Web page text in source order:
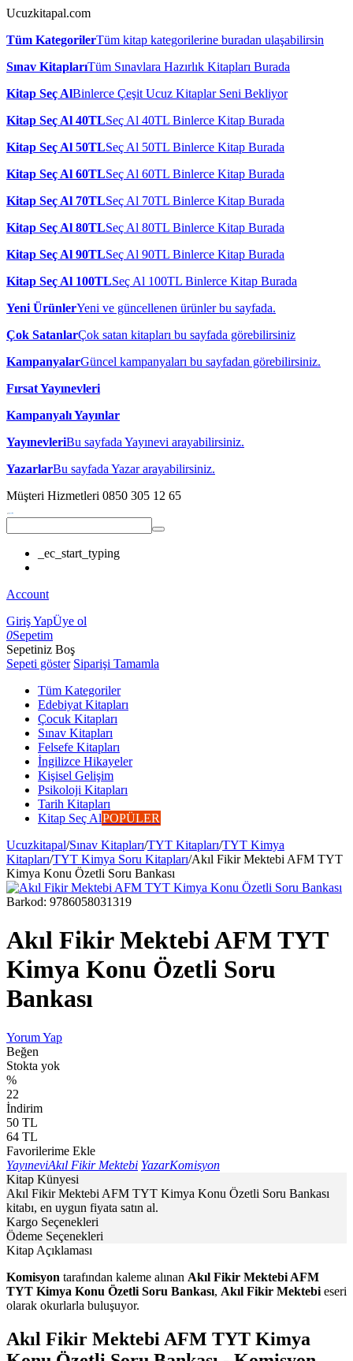
Ucuzkitapal.com
Tüm KategorilerTüm kitap kategorilerine buradan ulaşabilirsin
Sınav KitaplarıTüm Sınavlara Hazırlık Kitapları Burada
Kitap Seç AlBinlerce Çeşit Ucuz Kitaplar Seni Bekliyor
Kitap Seç Al 40TLSeç Al 40TL Binlerce Kitap Burada
Kitap Seç Al 50TLSeç Al 50TL Binlerce Kitap Burada
Kitap Seç Al 60TLSeç Al 60TL Binlerce Kitap Burada
Kitap Seç Al 70TLSeç Al 70TL Binlerce Kitap Burada
Kitap Seç Al 80TLSeç Al 80TL Binlerce Kitap Burada
Kitap Seç Al 90TLSeç Al 90TL Binlerce Kitap Burada
Kitap Seç Al 100TLSeç Al 100TL Binlerce Kitap Burada
Yeni ÜrünlerYeni ve güncellenen ürünler bu sayfada.
Çok SatanlarÇok satan kitapları bu sayfada görebilirsiniz
KampanyalarGüncel kampanyaları bu sayfadan görebilirsiniz.
Fırsat Yayınevleri
Kampanyalı Yayınlar
YayınevleriBu sayfada Yayınevi arayabilirsiniz.
YazarlarBu sayfada Yazar arayabilirsiniz.
Müşteri Hizmetleri 0850 305 12 65
_ec_start_typing
Account
Giriş YapÜye ol
0Sepetim
Sepetiniz Boş
Sepeti göster Siparişi Tamamla
Tüm Kategoriler
Edebiyat Kitapları
Çocuk Kitapları
Sınav Kitapları
Felsefe Kitapları
İngilizce Hikayeler
Kişisel Gelişim
Psikoloji Kitapları
Tarih Kitapları
Kitap Seç AlPOPÜLER
Ucuzkitapal/Sınav Kitapları/TYT Kitapları/TYT Kimya
Kitapları/TYT Kimya Soru Kitapları/Akıl Fikir Mektebi AFM TYT
Kimya Konu Özetli Soru Bankası
Barkod: 9786058031319
Akıl Fikir Mektebi AFM TYT
Kimya Konu Özetli Soru
Bankası
Yorum Yap
Beğen
Stokta yok
%
22
İndirim
50 TL
64 TL
Favorilerime Ekle
YayıneviAkıl Fikir Mektebi YazarKomisyon
Kitap Künyesi
Akıl Fikir Mektebi AFM TYT Kimya Konu Özetli Soru Bankası
kitabı, en uygun fiyata satın al.
Kargo Seçenekleri
Ödeme Seçenekleri
Kitap Açıklaması
Komisyon tarafından kaleme alınan Akıl Fikir Mektebi AFM
TYT Kimya Konu Özetli Soru Bankası, Akıl Fikir Mektebi eseri
olarak okurlarla buluşuyor.
Akıl Fikir Mektebi AFM TYT Kimya